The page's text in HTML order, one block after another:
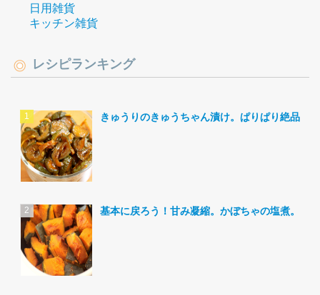
日用雑貨
キッチン雑貨
レシピランキング
きゅうりのきゅうちゃん漬け。ぱりぱり絶品。
基本に戻ろう！甘み凝縮。かぼちゃの塩煮。